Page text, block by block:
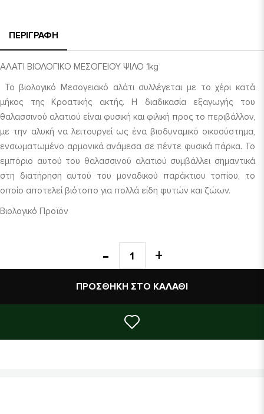
ΠΕΡΙΓΡΑΦΉ
ΑΛΑΤΙ ΒΙΟΛΟΓΙΚΟ ΜΕΣΟΓΕΙΟΥ ΨΙΛΟ 1kg
Το βιολογικό Μεσογειακό αλάτι συλλέγεται με το χέρι κατά
μήκος της Κροατικής ακτής. Η διαδικασία εξαγωγής του
θαλασσινού αλατιού είναι φυσική και φιλική προς το περιβάλλον,
με την αλυκή να λειτουργεί ως ένα βιοδυναμικό οικοσύστημα,
ενσωματωμένο αρμονικά ανάμεσα σε πέντε φυσικά πάρκα. Το
εμπόριο αυτού του θαλασσινού αλατιού συμβάλλει σημαντικά
στη διατήρηση αυτού του μοναδικού παράκτιου τοπίου, το
οποίο αποτελεί βιότοπο για πολλά είδη φυτών και ζώων.
Βιολογικό Προϊόν
ΠΡΟΣΘΉΚΗ ΣΤΟ ΚΑΛΆΘΙ